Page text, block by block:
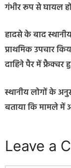
गंभीर रूप से घायल
हादसे के बाद
प्राथमिक उपचार
दाहिने पैर में फ्रैक्चर
स्थानीय लोगों के
बताया कि मामले में
Leave a